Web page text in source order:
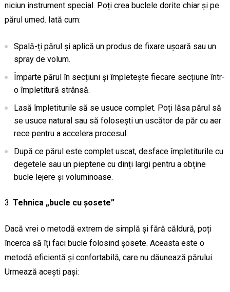
niciun instrument special. Poți crea buclele dorite chiar și pe
părul umed. Iată cum:
Spală-ți părul și aplică un produs de fixare ușoară sau un
spray de volum.
Împarte părul în secțiuni și împletește fiecare secțiune într-
o împletitură strânsă.
Lasă împletiturile să se usuce complet. Poți lăsa părul să
se usuce natural sau să folosești un uscător de păr cu aer
rece pentru a accelera procesul.
După ce părul este complet uscat, desface împletiturile cu
degetele sau un pieptene cu dinți largi pentru a obține
bucle lejere și voluminoase.
Tehnica „bucle cu șosete”
Dacă vrei o metodă extrem de simplă și fără căldură, poți
încerca să îți faci bucle folosind șosete. Aceasta este o
metodă eficientă și confortabilă, care nu dăunează părului.
Urmează acești pași: